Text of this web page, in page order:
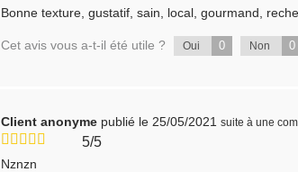
Bonne texture, gustatif, sain, local, gourmand,
Cet avis vous a-t-il été utile ? Oui 0 Non 0
Client anonyme publié le 25/05/2021 suite à une
5/5
Nznzn